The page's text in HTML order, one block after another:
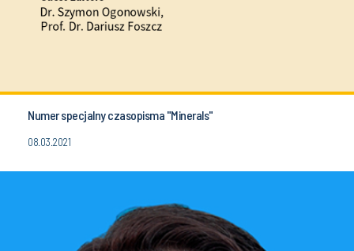
Numer specjalny czasopisma "Minerals"
08.03.2021